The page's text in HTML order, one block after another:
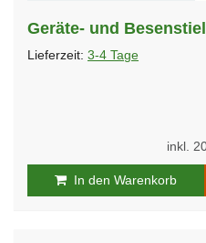
Geräte- und
Lieferzeit: 3-4 Tage
inkl.
In den Warenkorb